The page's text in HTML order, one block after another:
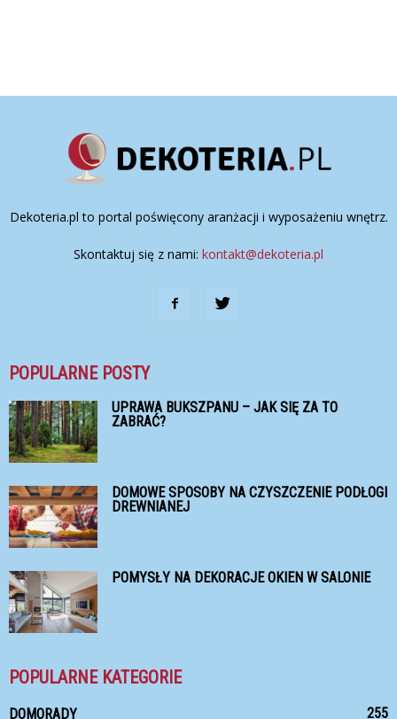
Dekoteria.pl to portal poświęcony aranżacji i wyposażeniu wnętrz.
Skontaktuj się z nami: kontakt@dekoteria.pl
POPULARNE POSTY
UPRAWA BUKSZPANU – JAK SIĘ ZA TO
ZABRAĆ?
DOMOWE SPOSOBY NA CZYSZCZENIE PODŁOGI
DREWNIANEJ
POMYSŁY NA DEKORACJE OKIEN W SALONIE
POPULARNE KATEGORIE
DOMORADY 255